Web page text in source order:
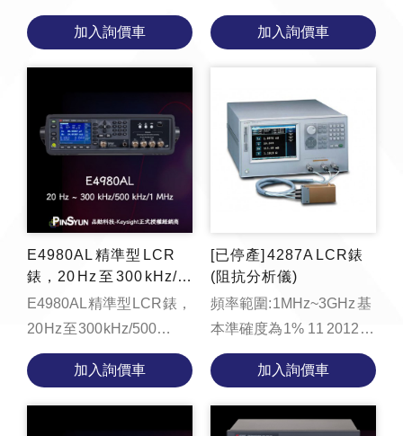
kHz/500 kHz/1 MHz * [教學
影片] 手把手教您如何執行
LCR meter校正...
加入詢價車
4284A & 4279A
加入詢價車
E4980AL 精準型 LCR
錶，20 Hz 至 300 kHz/5
00 kHz/1 MHz
E4980AL 精準型 LCR 錶，
20 Hz 至 300 kHz/500
kHz/1 MHz * [教學影片] 手
把手教您如何執行LCR
meter校正、量測設...
加入詢價車
[已停產] 4287A LCR錶
(阻抗分析儀)
頻率範圍: 1MHz~3GHz 基
本準確度為 1% 11 2012 已
於2012/12/1停售!! 替代機
種E4982A
加入詢價車